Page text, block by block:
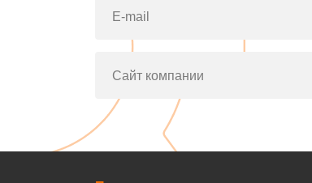
E-mail
Сайт компании